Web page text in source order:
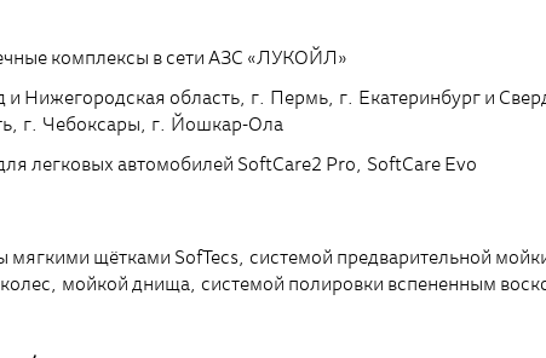
комплексы в сети АЗС «ЛУКОЙЛ»
Нижегородская область, г. Пермь, г. Екатеринбург и
г. Чебоксары, г. Йошкар-Ола
легковых автомобилей SоftCare2 Pro, SoftCare Evo
мягкими щётками SofTecs, системой предварительной
мойкой днища, системой полировки вспененным